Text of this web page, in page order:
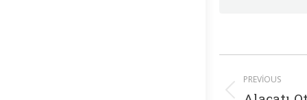
Post
PREVIOUS
Previous